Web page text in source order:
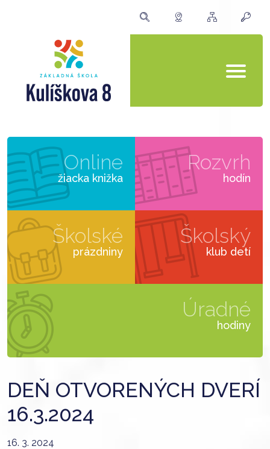
Online
žiacka knižka
Rozvrh
hodín
Školské
prázdniny
Školský
klub detí
Úradné
hodiny
DEŇ OTVORENÝCH DVERÍ
16.3.2024
16. 3. 2024